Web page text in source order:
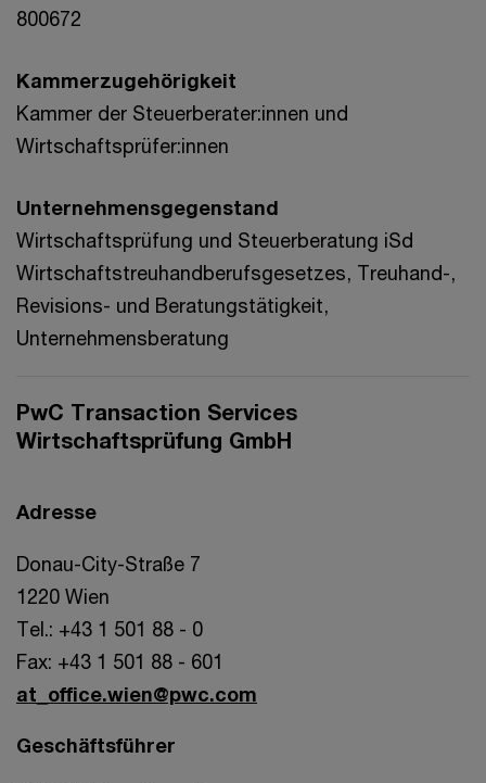
800672
Kammerzugehörigkeit
Kammer der Steuerberater:innen und
Wirtschaftsprüfer:innen
Unternehmensgegenstand
Wirtschaftsprüfung und Steuerberatung iSd
Wirtschaftstreuhandberufsgesetzes, Treuhand-,
Revisions- und Beratungstätigkeit,
Unternehmensberatung
PwC Transaction Services
Wirtschaftsprüfung GmbH
Adresse
Donau-City-Straße 7
1220 Wien
Tel.: +43 1 501 88 - 0
Fax: +43 1 501 88 - 601
at_office.wien@pwc.com
Geschäftsführer